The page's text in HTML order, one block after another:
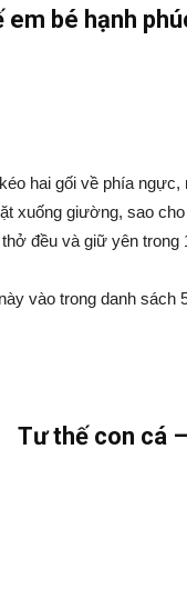
em bé hạnh
hai gối về phía ngực,
xuống giường, sao
đều và giữ yên trong
vào trong danh sách
Tư thế con cá